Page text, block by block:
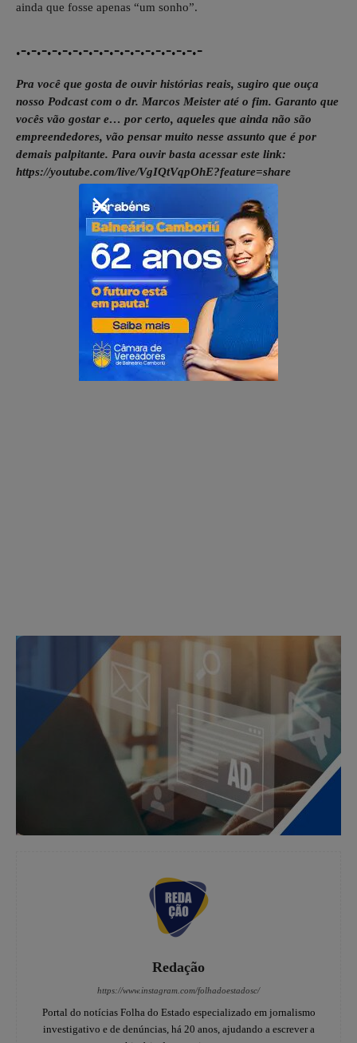
ainda que fosse apenas “um sonho”.
.-.-.-.-.-.-.-.-.-.-.-.-.-.-.-.-.-.-
Pra você que gosta de ouvir histórias reais, sugiro que ouça
nosso Podcast com o dr. Marcos Meister até o fim. Garanto que
vocês vão gostar e… por certo, aqueles que ainda não são
empreendedores, vão pensar muito nesse assunto que é por
demais palpitante. Para ouvir basta acessar este link:
https://youtube.com/live/VgIQtVqpOhE?feature=share
Redação
https://www.instagram.com/folhadoestadosc/
Portal do notícias Folha do Estado especializado em jornalismo
investigativo e de denúncias, há 20 anos, ajudando a escrever a